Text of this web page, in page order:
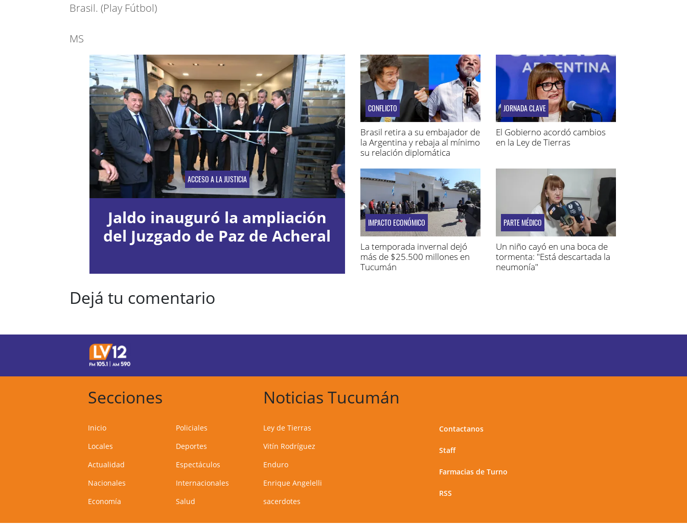
Brasil. (Play Fútbol)
MS
ACCESO A LA JUSTICIA
Jaldo inauguró la ampliación
del Juzgado de Paz de Acheral
CONFLICTO
Brasil retira a su embajador de
la Argentina y rebaja al mínimo
su relación diplomática
JORNADA CLAVE
El Gobierno acordó cambios
en la Ley de Tierras
IMPACTO ECONÓMICO
La temporada invernal dejó
más de $25.500 millones en
Tucumán
PARTE MÉDICO
Un niño cayó en una boca de
tormenta: "Está descartada la
neumonía"
Dejá tu comentario
Secciones
Inicio
Locales
Actualidad
Nacionales
Economía
Policiales
Deportes
Espectáculos
Internacionales
Salud
Noticias Tucumán
Ley de Tierras
Vitín Rodríguez
Enduro
Enrique Angelelli
sacerdotes
Contactanos
Staff
Farmacias de Turno
RSS